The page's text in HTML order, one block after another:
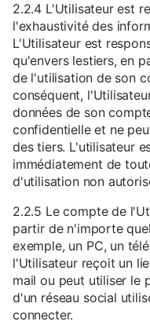
2.2.4 L'Utilisateur est
l'exhaustivité des
L'Utilisateur est
qu'envers lestiers, en
de l'utilisation de son
conséquent,
données de son
confidentielle et ne
des tiers. L'utilisateur
immédiatement de
d'utilisation non
2.2.5 Le compte de
partir de n'importe
exemple, un PC, un
l'Utilisateur reçoit un
mail ou peut utiliser le
d'un réseau social
connecter.